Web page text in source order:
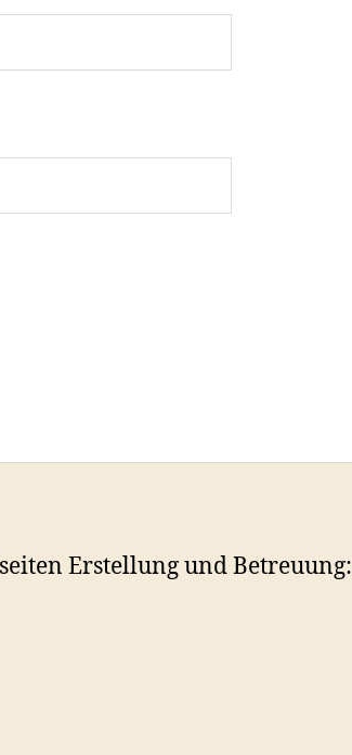
Erstellung und Betreuung: